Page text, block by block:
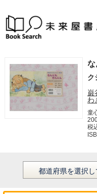
な
ク
巌
わ
童
税